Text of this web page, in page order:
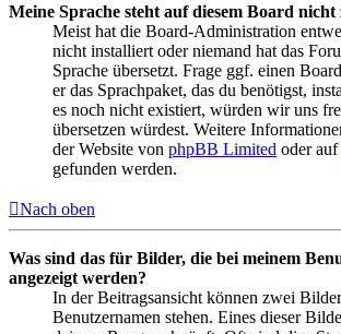
Meine Sprache steht auf diesem Board
Meist hat die Board-Administration
nicht installiert oder niemand hat das
Sprache übersetzt. Frage ggf. einen
er das Sprachpaket, das du benötigst,
es noch nicht existiert, würden wir uns
übersetzen würdest. Weitere
der Website von phpBB Limited oder auf
gefunden werden.
Nach oben
Was sind das für Bilder, die bei meinem
angezeigt werden?
In der Beitragsansicht können zwei
Benutzernamen stehen. Eines dieser